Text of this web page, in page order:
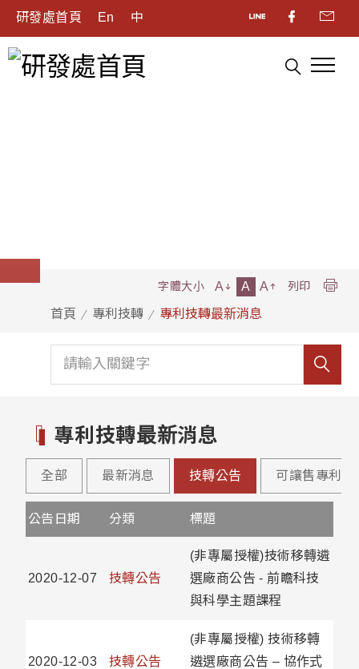
研發處首頁 En 中
首頁 專利技轉 專利技轉最新消息
字體大小 A A A 列印
專利技轉最新消息
全部 最新消息 技轉公告 可讓售專利公
公告日期 分類 標題
2020-12-07 技轉公告
(非專屬授權)技術移轉遴
選廠商公告 - 前瞻科技
與科學主題課程
2020-12-03 技轉公告
(非專屬授權) 技術移轉
遴選廠商公告 – 協作式